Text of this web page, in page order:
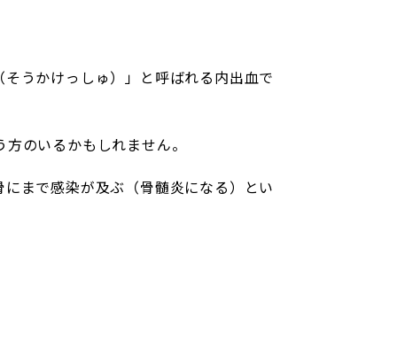
うかけっしゅ）」と呼ばれる内出血で
のいるかもしれません。
まで感染が及ぶ（骨髄炎になる）とい